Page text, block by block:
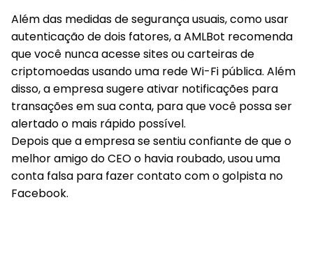
Além das medidas de segurança usuais, como usar
autenticação de dois fatores, a AMLBot recomenda
que você nunca acesse sites ou carteiras de
criptomoedas usando uma rede Wi-Fi pública. Além
disso, a empresa sugere ativar notificações para
transações em sua conta, para que você possa ser
alertado o mais rápido possível.
Depois que a empresa se sentiu confiante de que o
melhor amigo do CEO o havia roubado, usou uma
conta falsa para fazer contato com o golpista no
Facebook.